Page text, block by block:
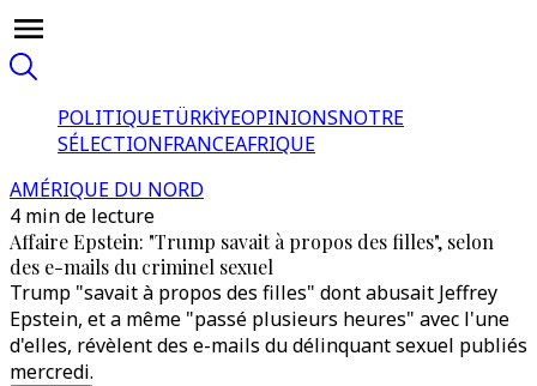
POLITIQUETÜRKİYEOPINIONSNOTRE
SÉLECTIONFRANCEAFRIQUE
AMÉRIQUE DU NORD
4 min de lecture
Affaire Epstein: "Trump savait à propos des filles", selon
des e-mails du criminel sexuel
Trump "savait à propos des filles" dont abusait Jeffrey
Epstein, et a même "passé plusieurs heures" avec l'une
d'elles, révèlent des e-mails du délinquant sexuel publiés
mercredi.